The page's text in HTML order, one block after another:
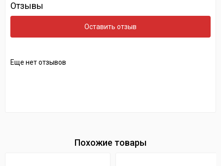
Отзывы
Оставить отзыв
Еще нет отзывов
Похожие товары